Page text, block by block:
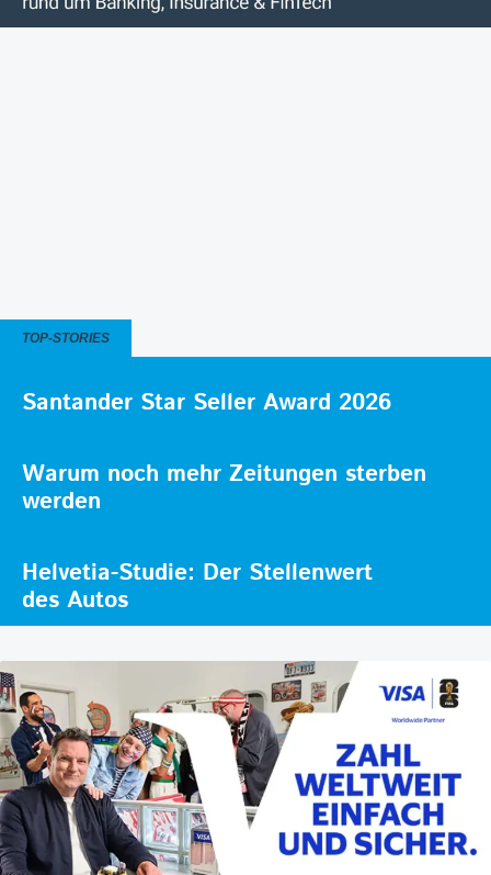
TOP-STORIES
Santander Star Seller Award 2026
Warum noch mehr Zeitungen sterben
werden
Helvetia-Studie: Der Stellenwert
des Autos